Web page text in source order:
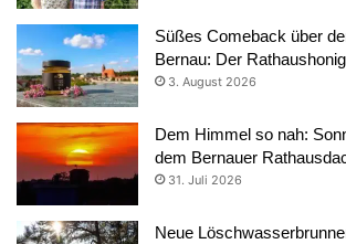
Süßes Comeback über
Bernau: Der
3. August 2026
Dem Himmel so nah:
dem Bernauer
31. Juli 2026
Neue